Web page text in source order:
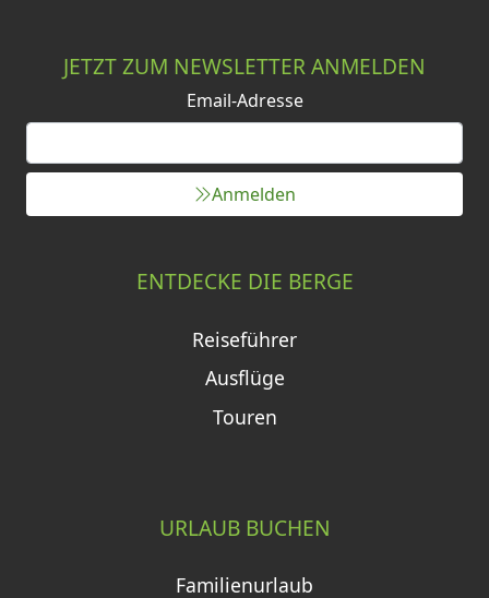
JETZT ZUM NEWSLETTER ANMELDEN
Email-Adresse
Anmelden
ENTDECKE DIE BERGE
Reiseführer
Ausflüge
Touren
URLAUB BUCHEN
Familienurlaub